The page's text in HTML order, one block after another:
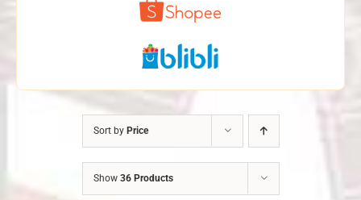
Sort by Price
Show 36 Products